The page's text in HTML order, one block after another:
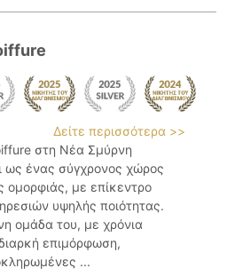
Δείτε περισσότερα >>
στη Νέα Σμύρνη
ως ένας σύγχρονος χώρος
ομορφιάς, με επίκεντρο
υψηλής ποιότητας.
ομάδα του, με χρόνια
επιμόρφωση,
...